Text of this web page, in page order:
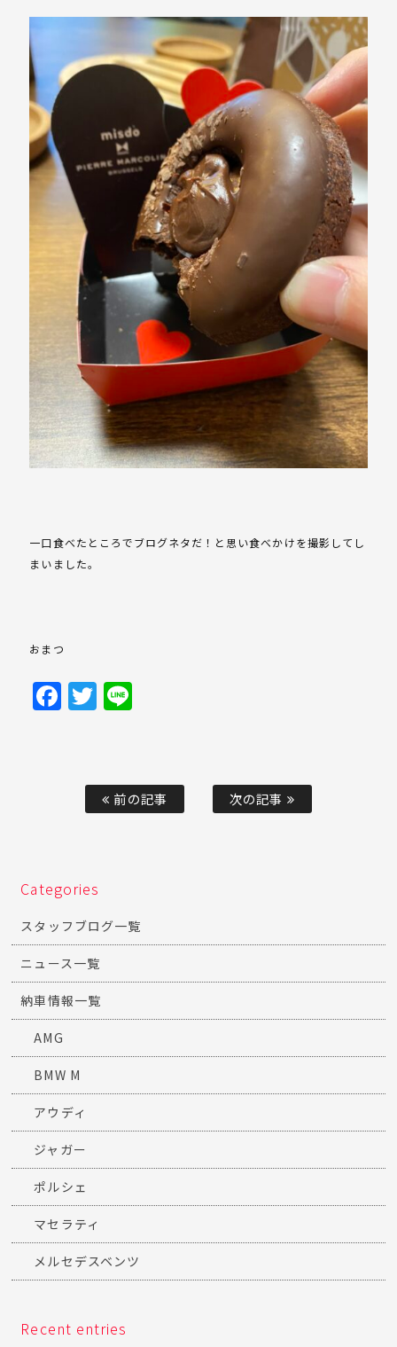
一口食べたところでブログネタだ！と思い食べかけを撮影してし
まいました。
おまつ
Facebook
Twitter
前の記事 次の記事
Categories
スタッフブログ一覧
ニュース一覧
納車情報一覧
AMG
BMW M
アウディ
ジャガー
ポルシェ
マセラティ
メルセデスベンツ
Recent entries